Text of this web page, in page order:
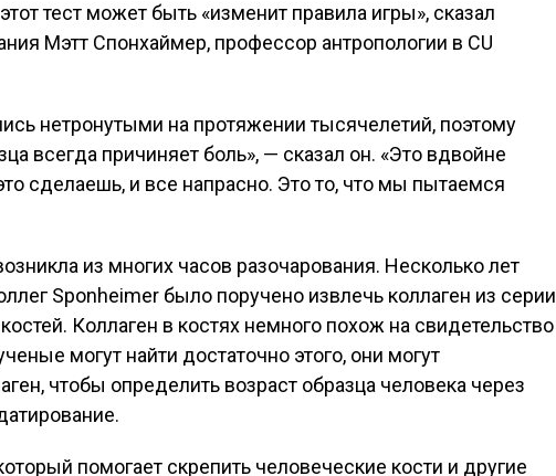
тест может быть «изменит правила игры», сказал
Мэтт Спонхаймер, профессор антропологии в CU
нетронутыми на протяжении тысячелетий, поэтому
всегда причиняет боль», — сказал он. «Это вдвойне
сделаешь, и все напрасно. Это то, что мы пытаемся
из многих часов разочарования. Несколько лет
Sponheimer было поручено извлечь коллаген из серии
Коллаген в костях немного похож на свидетельство
могут найти достаточно этого, они могут
чтобы определить возраст образца человека через
помогает скрепить человеческие кости и другие